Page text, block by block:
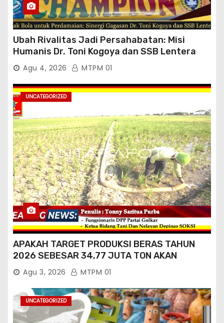
Ubah Rivalitas Jadi Persahabatan: Misi
Humanis Dr. Toni Kogoya dan SSB Lentera
TimurAgu 4, 2026 MTPM 01
UNCATEGORIZED
APAKAH TARGET PRODUKSI BERAS TAHUN
2026 SEBESAR 34,77 JUTA TON AKAN
TERCAPAI ?
Agu 3, 2026 MTPM 01
UNCATEGORIZED